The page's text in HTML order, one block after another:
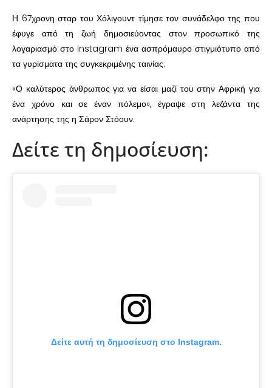
Η 67χρονη σταρ του Χόλιγουντ τίμησε τον συνάδελφο της που
έφυγε από τη ζωή δημοσιεύοντας στον προσωπικό της
λογαριασμό στο Instagram ένα ασπρόμαυρο στιγμιότυπο από
τα γυρίσματα της συγκεκριμένης ταινίας.
«Ο καλύτερος άνθρωπος για να είσαι μαζί του στην Αφρική για
ένα χρόνο και σε έναν πόλεμο», έγραψε στη λεζάντα της
ανάρτησης της η Σάρον Στόουν.
Δείτε τη δημοσίευση:
Δείτε αυτή τη δημοσίευση στο Instagram.